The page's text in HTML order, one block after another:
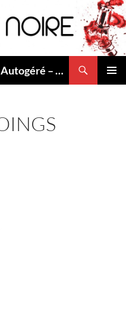
LA GUEULE NOIRE – Espace Autogéré – Saint Etienne